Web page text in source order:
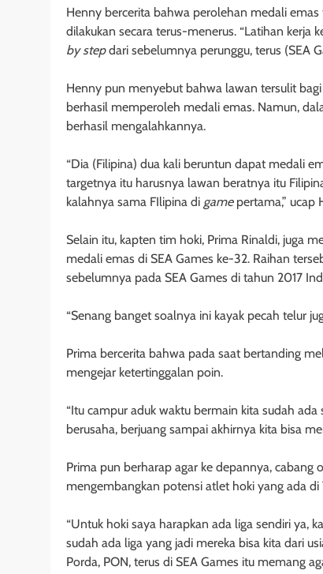
Henny bercerita bahwa perolehan medali
dilakukan secara terus-menerus. “Latihan kerja
by stepdari sebelumnya perunggu, terus (SEA
Henny pun menyebut bahwa lawan tersulit
berhasil memperoleh medali emas. Namun,
berhasil mengalahkannya.
“Dia (Filipina) dua kali beruntun dapat medali
targetnya itu harusnya lawan beratnya itu
kalahnya sama FIlipina di gamepertama,” ucap
Selain itu, kapten tim hoki, Prima Rinaldi, juga
medali emas di SEA Games ke-32. Raihan
sebelumnya pada SEA Games di tahun 2017
“Senang banget soalnya ini kayak pecah telur
Prima bercerita bahwa pada saat bertanding
mengejar ketertinggalan poin.
“Itu campur aduk waktu bermain kita sudah ada
berusaha, berjuang sampai akhirnya kita bisa
Prima pun berharap agar ke depannya,
mengembangkan potensi atlet hoki yang ada di
“Untuk hoki saya harapkan ada liga sendiri ya,
sudah ada liga yang jadi mereka bisa kita dari
Porda, PON, terus di SEA Games itu memang